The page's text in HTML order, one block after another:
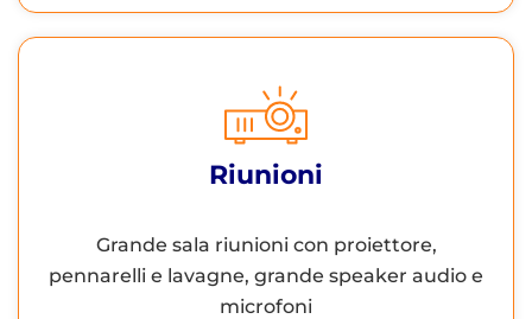
Riunioni
Grande sala riunioni con proiettore,
pennarelli e lavagne, grande speaker audio e
microfoni